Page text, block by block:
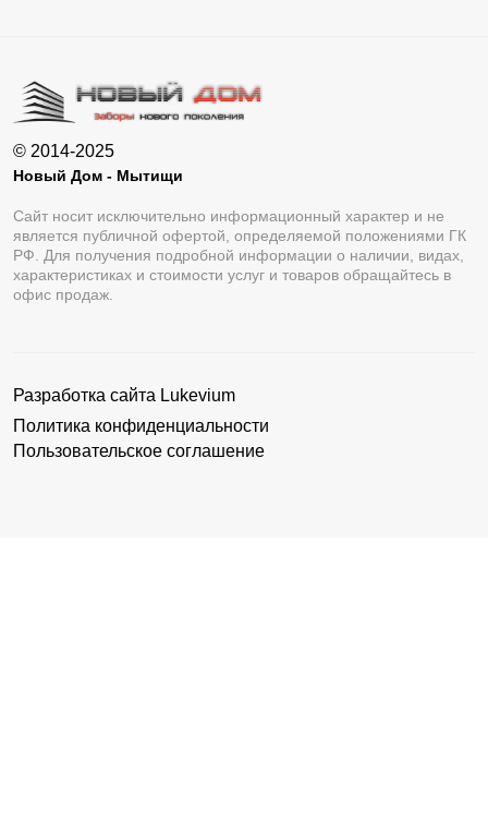
© 2014-2025
Новый Дом - Мытищи
Сайт носит исключительно информационный характер и не
является публичной офертой, определяемой положениями ГК
РФ. Для получения подробной информации о наличии, видах,
характеристиках и стоимости услуг и товаров обращайтесь в
офис продаж.
Разработка сайта Lukevium
Политика конфиденциальности
Пользовательское соглашение